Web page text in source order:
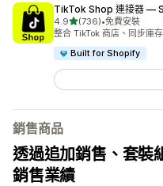
TikTok Shop 連接器 —
4.9滿分 5 顆星
(736)
共有 736 則評價
•免費安裝
整合 TikTok 商店、同步庫
Built for Shopify
銷售商品
透過追加銷售、套裝
銷售業績